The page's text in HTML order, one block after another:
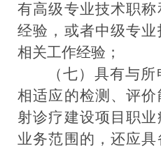
有高级专业技术职
经验，或者中级专
相关工作经验；
（七）具有与
相适应的检测、评
射诊疗建设项目职
业务范围的，还应